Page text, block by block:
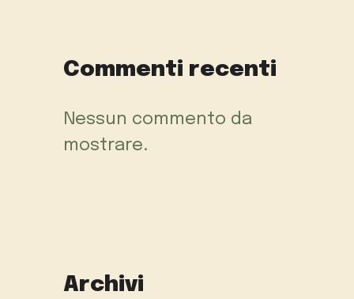
Commenti recenti
Nessun commento da
mostrare.
Archivi